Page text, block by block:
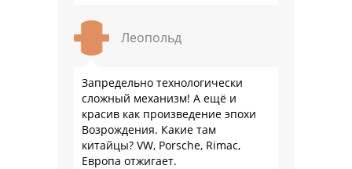
Леопольд
Запредельно технологически
сложный механизм! А ещё и
красив как произведение эпохи
Возрождения. Какие там
китайцы? VW, Porsche, Rimac,
Европа отжигает.